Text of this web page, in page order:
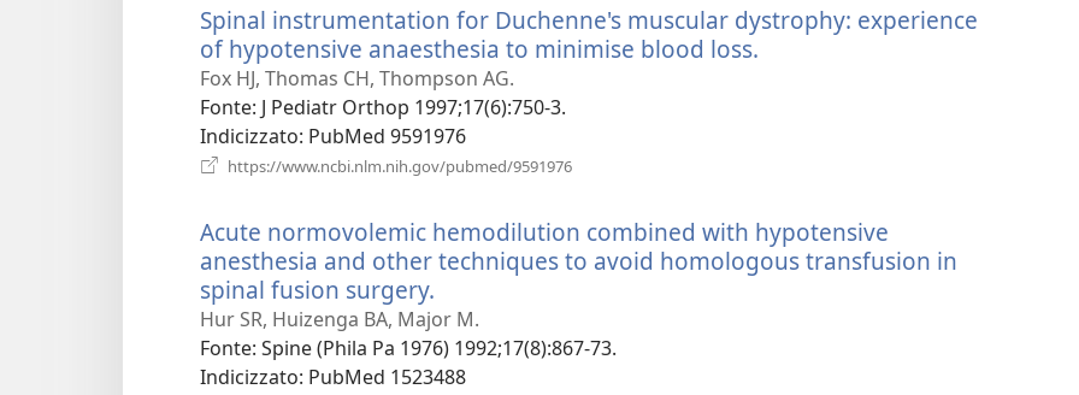
finestra)
Spinal instrumentation for Duchenne's muscular dystrophy: experience
of hypotensive anaesthesia to minimise blood loss.
Fox HJ, Thomas CH, Thompson AG.
Fonte‎: J Pediatr Orthop 1997;17(6):750-3.
Indicizzato‎: PubMed 9591976
https://www.ncbi.nlm.nih.gov/pubmed/9591976
finestra)
Acute normovolemic hemodilution combined with hypotensive
anesthesia and other techniques to avoid homologous transfusion in
spinal fusion surgery.
una
nuova
finestra)
Hur SR, Huizenga BA, Major M.
Fonte‎: Spine (Phila Pa 1976) 1992;17(8):867-73.
Indicizzato‎: PubMed 1523488